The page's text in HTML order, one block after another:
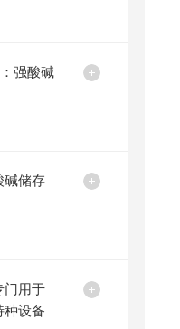
强酸碱
碱储存
门用于
种设备